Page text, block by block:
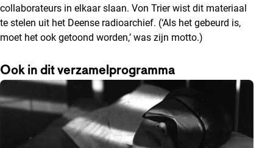
collaborateurs in elkaar slaan. Von Trier wist dit materiaal
te stelen uit het Deense radioarchief. (‘Als het gebeurd is,
moet het ook getoond worden,’ was zijn motto.)
Ook in dit verzamelprogramma